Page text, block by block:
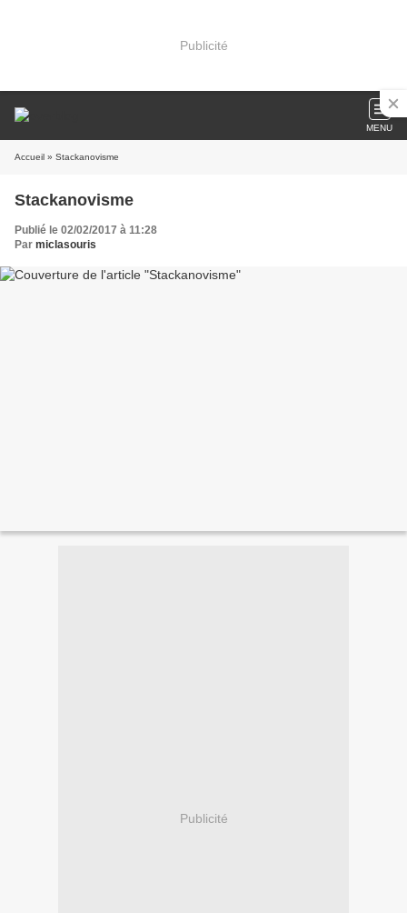
Publicité
MENU
Accueil » Stackanovisme
Stackanovisme
Publié le 02/02/2017 à 11:28
Par miclasouris
Publicité